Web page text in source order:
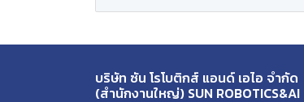
บริษัท ซัน โรโบติกส์ แอนด์ เอไอ จำกัด
(สำนักงานใหญ่) SUN ROBOTICS&AI